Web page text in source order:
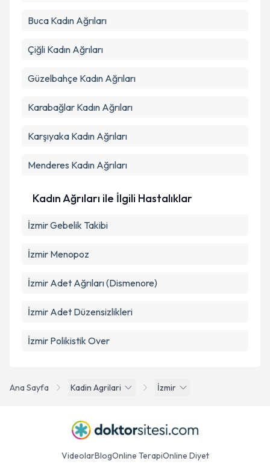
Ana Sayfa Kadin Agrilari İzmir
Buca Kadın Ağrıları
Çiğli Kadın Ağrıları
Güzelbahçe Kadın Ağrıları
Karabağlar Kadın Ağrıları
Karşıyaka Kadın Ağrıları
Menderes Kadın Ağrıları
Kadın Ağrıları ile İlgili Hastalıklar
İzmir Gebelik Takibi
İzmir Menopoz
İzmir Adet Ağrıları (Dismenore)
İzmir Adet Düzensizlikleri
İzmir Polikistik Over
VideolarBlogOnline TerapiOnline Diyet